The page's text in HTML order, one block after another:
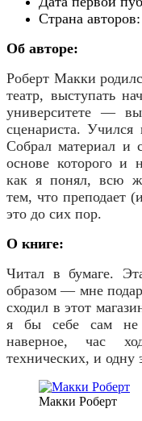
Страна авторов:
Об авторе:
Роберт Макки
театр, выступать
университете —
сценариста.Учился
Собрал материал и
основе которого и
как я понял, всю
тем, что преподает
это до сих пор.
О книге:
Читал в бумаге.
образом — мне
сходил в этот
я бы себе сам не
наверное, час
технических, и
Макки Роберт